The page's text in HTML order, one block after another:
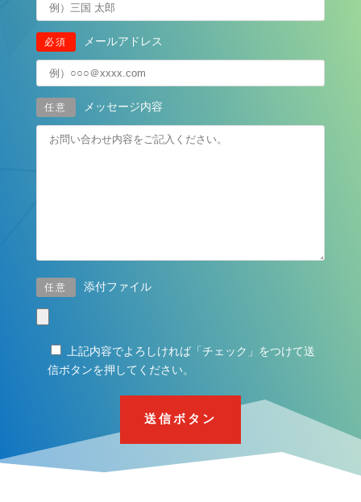
必須 メールアドレス
任意 メッセージ内容
任意 添付ファイル
上記内容でよろしければ「チェック」をつけて送
信ボタンを押してください。